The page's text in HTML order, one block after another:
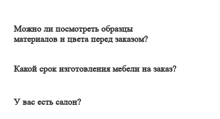
Можно ли посмотреть образцы
материалов и цвета перед заказом?
месте в собственном освещении увидеть, как будут выглядеть
Какой срок изготовления мебели на заказ?
среднем цикл производства большей части изделий составляет
У вас есть салон?